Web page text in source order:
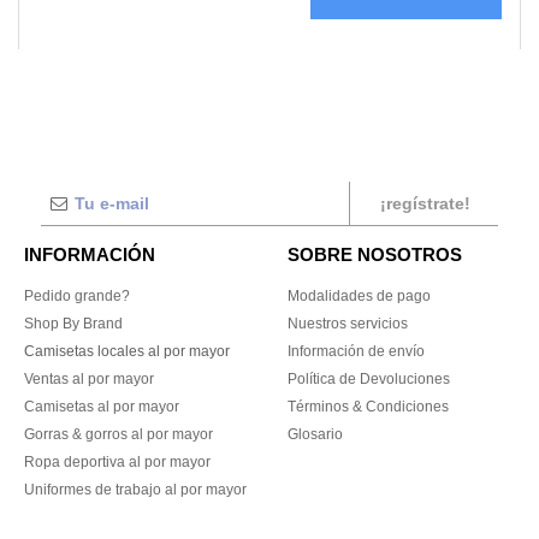
¡regístrate!
INFORMACIÓN
Pedido grande?
Shop By Brand
Camisetas locales al por mayor
Ventas al por mayor
Camisetas al por mayor
Gorras & gorros al por mayor
Ropa deportiva al por mayor
Uniformes de trabajo al por mayor
SOBRE NOSOTROS
Modalidades de pago
Nuestros servicios
Información de envío
Política de Devoluciones
Términos & Condiciones
Glosario